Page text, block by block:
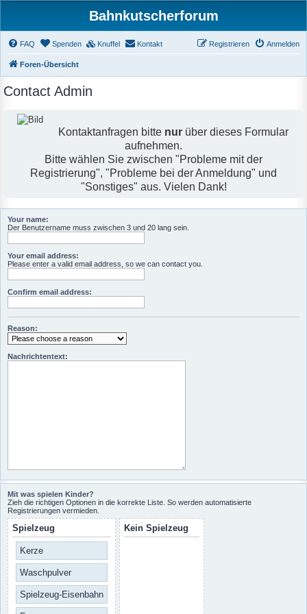
Bahnkutscherforum
FAQ Spenden Knuffel Kontakt Anmelden
Registrieren
Foren-Übersicht
Contact Admin
Kontaktanfragen bitte nur über dieses Formular
aufnehmen.
Bitte wählen Sie zwischen "Probleme mit der
Registrierung", "Probleme bei der Anmeldung" und
"Sonstiges" aus. Vielen Dank!
Your name:
Der Benutzername muss zwischen 3 und 20 lang sein.
Your email address:
Please enter a valid email address, so we can contact you.
Confirm email address:
Reason:
Nachrichtentext:
Mit was spielen Kinder?
Zieh die richtigen Optionen in die korrekte Liste. So werden automatisierte
Registrierungen vermieden.
Spielzeug
Kerze
Waschpulver
Spielzeug-Eisenbahn
Kein Spielzeug